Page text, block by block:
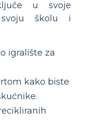
u svoje
školu i
igralište za
kako biste